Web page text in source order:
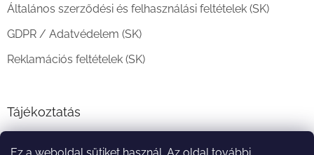
Általános szerződési és felhasználási feltételek (SK)
GDPR / Adatvédelem (SK)
Reklamációs feltételek (SK)
Tájékoztatás